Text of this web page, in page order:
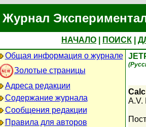
Журнал
НАЧАЛО ПОИСК
Общая информация о журнале
Золотые страницы
Адреса редакции
Содержание журнала
Сообщения редакции
Правила для авторов
A.V.